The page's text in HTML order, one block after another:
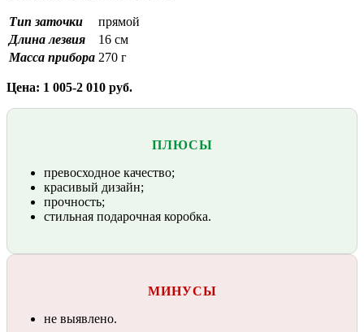
Тип заточки
прямой
Длина лезвия
16 см
Масса прибора 270 г
Цена: 1 005-2 010 руб.
ПЛЮСЫ
превосходное качество;
красивый дизайн;
прочность;
стильная подарочная коробка.
МИНУСЫ
не выявлено.